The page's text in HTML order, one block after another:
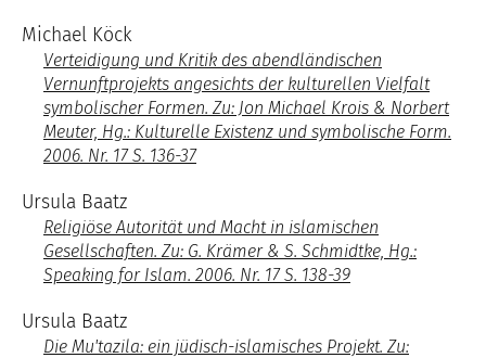
Michael Köck
Verteidigung und Kritik des abendländischen
Vernunftprojekts angesichts der kulturellen Vielfalt
symbolischer Formen. Zu: Jon Michael Krois & Norbert
Meuter, Hg.: Kulturelle Existenz und symbolische Form.
2006. Nr. 17 S. 136-37
Ursula Baatz
Religiöse Autorität und Macht in islamischen
Gesellschaften. Zu: G. Krämer & S. Schmidtke, Hg.:
Speaking for Islam. 2006. Nr. 17 S. 138-39
Ursula Baatz
Die Mu'tazila: ein jüdisch-islamisches Projekt. Zu: